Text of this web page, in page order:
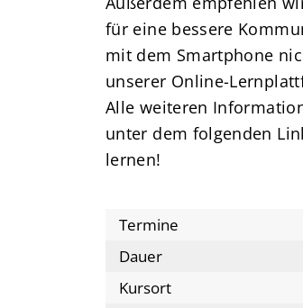
für eine bessere
mit dem Smartphone
unserer Online-
Alle weiteren
unter dem folgenden
lernen!
Termine
Dauer
Kursort